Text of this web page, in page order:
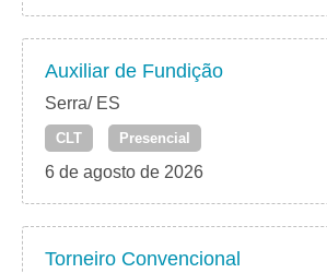
Auxiliar de Fundição
Serra/ ES
CLT Presencial
6 de agosto de 2026
Torneiro Convencional